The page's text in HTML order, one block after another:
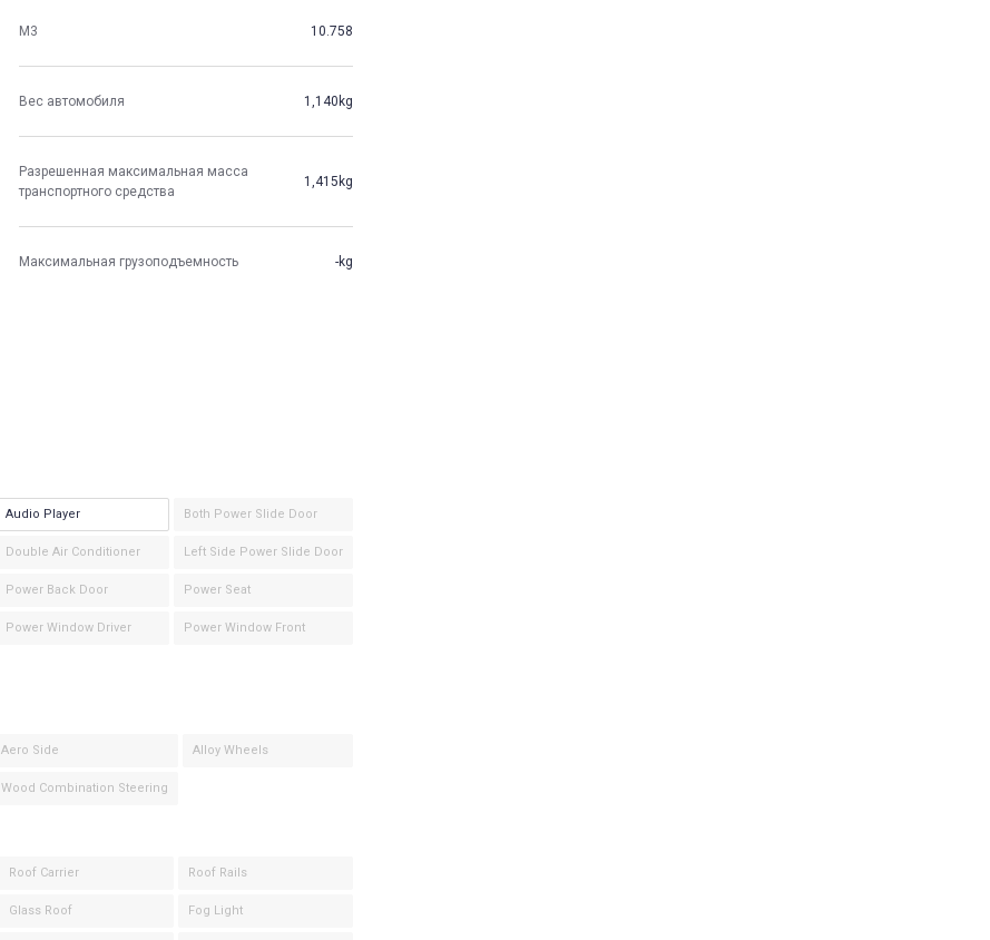
М3 10.758
Вес автомобиля 1,140kg
Разрешенная максимальная масса
транспортного средства
1,415kg
Максимальная грузоподъемность -kg
Audio Player Both Power Slide Door
Double Air Conditioner Left Side Power Slide Door
Power Back Door Power Seat
Power Window Driver Power Window Front
Aero Side Alloy Wheels
Wood Combination Steering
Roof Carrier Roof Rails
Glass Roof Fog Light